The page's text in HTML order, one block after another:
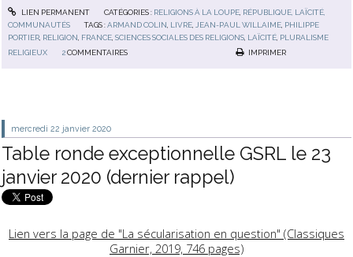
LIEN PERMANENT CATÉGORIES : RELIGIONS À LA LOUPE, RÉPUBLIQUE, LAÏCITÉ,
COMMUNAUTÉS
TAGS :ARMAND COLIN, LIVRE,JEAN-PAUL WILLAIME, PHILIPPE
PORTIER, RELIGION, FRANCE,SCIENCES SOCIALES DES RELIGIONS, LAÏCITÉ, PLURALISME
RELIGIEUX
2 COMMENTAIRES IMPRIMER
mercredi 22 janvier 2020
Table ronde exceptionnelle GSRL le 23
janvier 2020 (dernier rappel)
Lien vers la page de "La sécularisation en question" (Classiques
Garnier, 2019, 746 pages)